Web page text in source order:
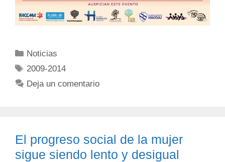
Noticias
2009-2014
Deja un comentario
El progreso social de la mujer
sigue siendo lento y desigual